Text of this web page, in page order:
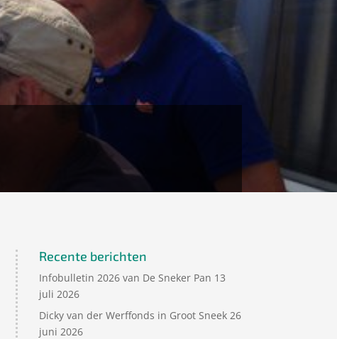
Recente berichten
Infobulletin 2026 van De Sneker Pan 13
juli 2026
Dicky van der Werffonds in Groot Sneek 26
juni 2026